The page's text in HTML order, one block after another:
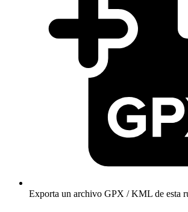
Exporta un archivo GPX / KML de esta